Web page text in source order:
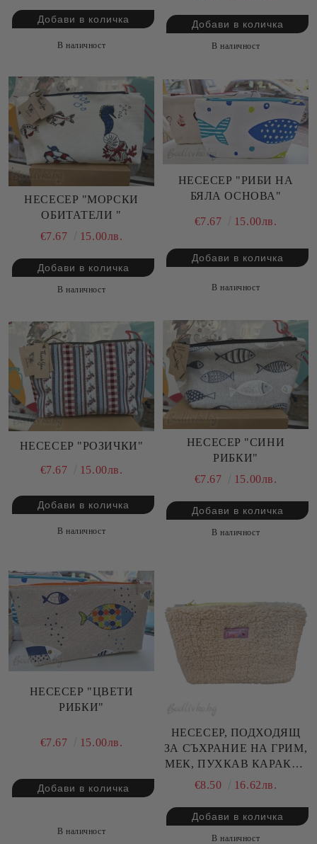
В наличност В наличност
НЕСЕСЕР "МОРСКИ
ОБИТАТЕЛИ "
€7.67
15.00лв.
В наличност
НЕСЕСЕР "РИБИ НА
БЯЛА ОСНОВА"
€7.67 15.00лв.
В наличност
НЕСЕСЕР "РОЗИЧКИ"
€7.67 15.00лв.
В наличност
НЕСЕСЕР "СИНИ
РИБКИ"
€7.67
15.00лв.
В наличност
НЕСЕСЕР "ЦВЕТИ
РИБКИ"
€7.67 15.00лв.
В наличност
НЕСЕСЕР, ПОДХОДЯЩ
ЗА СЪХРАНИЕ НА ГРИМ,
МЕК, ПУХКАВ КАРАКУЛ
БЕЖОВ
€8.50 16.62лв.
В наличност